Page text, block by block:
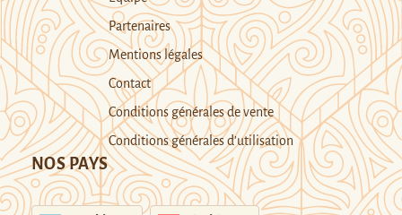
Partenaires
Mentions légales
Contact
Conditions générales de vente
Conditions générales d’utilisation
NOS PAYS